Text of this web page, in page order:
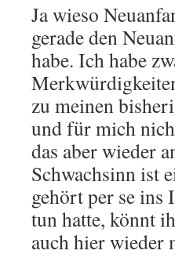
Ja wieso
gerade den
habe. Ich habe
zu meinen
und für mich
das aber wieder
Schwachsinn ist
gehört per se ins
tun hatte, könnt
auch hier wieder